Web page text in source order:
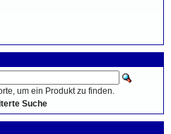
um ein Produkt zu finden.
Suche